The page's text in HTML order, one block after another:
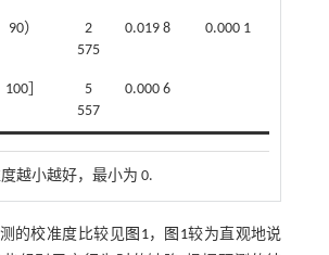
90）
2
575
0.019 8 0.000 1
100］
5
557
0.000 6
越小越好，最小为 0.
的校准度比较见图1， 图1较为直观地说